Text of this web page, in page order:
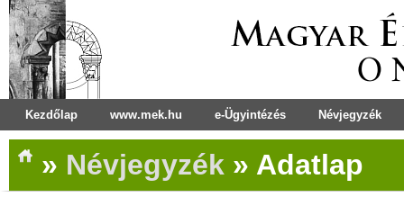
Kezdőlap www.mek.hu e-Ügyintézés Névjegyzék
» Névjegyzék » Adatlap